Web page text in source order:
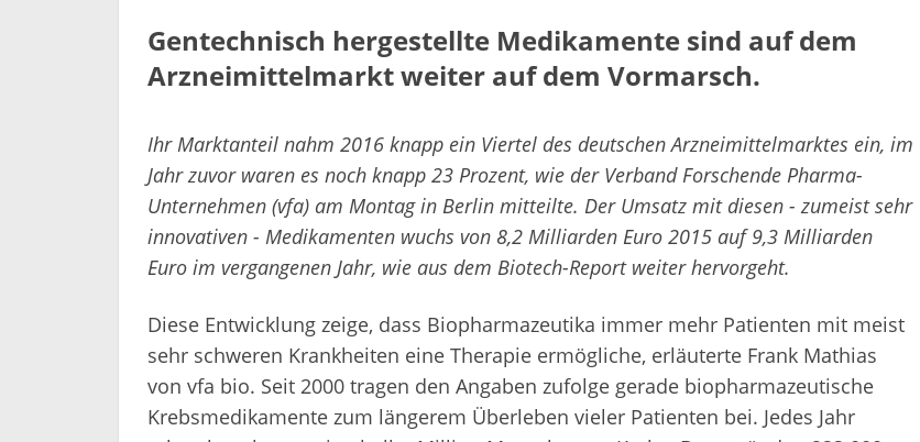
Gentechnisch hergestellte Medikamente sind auf dem
Arzneimittelmarkt weiter auf dem Vormarsch.
Ihr Marktanteil nahm 2016 knapp ein Viertel des deutschen Arzneimittelmarktes ein, im
Jahr zuvor waren es noch knapp 23 Prozent, wie der Verband Forschende Pharma-
Unternehmen (vfa) am Montag in Berlin mitteilte. Der Umsatz mit diesen - zumeist sehr
innovativen - Medikamenten wuchs von 8,2 Milliarden Euro 2015 auf 9,3 Milliarden
Euro im vergangenen Jahr, wie aus dem Biotech-Report weiter hervorgeht.
Diese Entwicklung zeige, dass Biopharmazeutika immer mehr Patienten mit meist
sehr schweren Krankheiten eine Therapie ermögliche, erläuterte Frank Mathias
von vfa bio. Seit 2000 tragen den Angaben zufolge gerade biopharmazeutische
Krebsmedikamente zum längerem Überleben vieler Patienten bei. Jedes Jahr